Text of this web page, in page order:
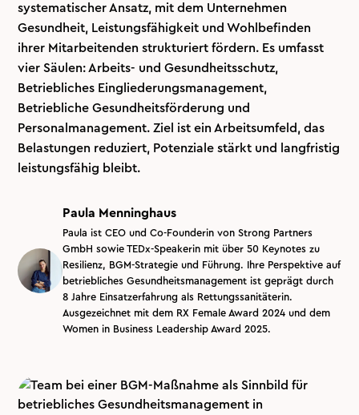
systematischer Ansatz, mit dem Unternehmen
Gesundheit, Leistungsfähigkeit und Wohlbefinden
ihrer Mitarbeitenden strukturiert fördern. Es umfasst
vier Säulen: Arbeits- und Gesundheitsschutz,
Betriebliches Eingliederungsmanagement,
Betriebliche Gesundheitsförderung und
Personalmanagement. Ziel ist ein Arbeitsumfeld, das
Belastungen reduziert, Potenziale stärkt und langfristig
leistungsfähig bleibt.
Paula Menninghaus
Paula ist CEO und Co-Founderin von Strong Partners
GmbH sowie TEDx-Speakerin mit über 50 Keynotes zu
Resilienz, BGM-Strategie und Führung. Ihre Perspektive auf
betriebliches Gesundheitsmanagement ist geprägt durch
8 Jahre Einsatzerfahrung als Rettungssanitäterin.
Ausgezeichnet mit dem RX Female Award 2024 und dem
Women in Business Leadership Award 2025.